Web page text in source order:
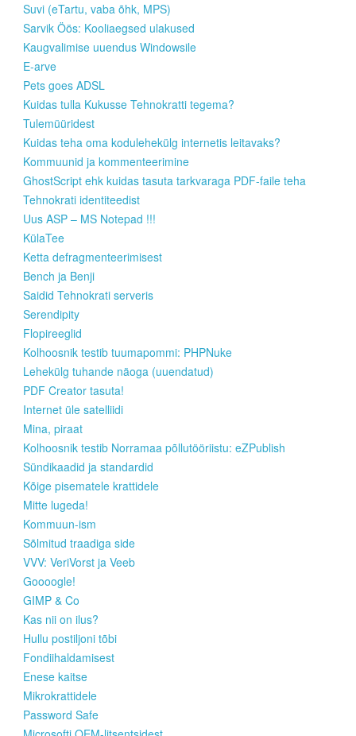
Suvi (eTartu, vaba õhk, MPS)
Sarvik Öös: Kooliaegsed ulakused
Kaugvalimise uuendus Windowsile
E-arve
Pets goes ADSL
Kuidas tulla Kukusse Tehnokratti tegema?
Tulemüüridest
Kuidas teha oma kodulehekülg internetis leitavaks?
Kommuunid ja kommenteerimine
GhostScript ehk kuidas tasuta tarkvaraga PDF-faile teha
Tehnokrati identiteedist
Uus ASP – MS Notepad !!!
KülaTee
Ketta defragmenteerimisest
Bench ja Benji
Saidid Tehnokrati serveris
Serendipity
Flopireeglid
Kolhoosnik testib tuumapommi: PHPNuke
Lehekülg tuhande näoga (uuendatud)
PDF Creator tasuta!
Internet üle satelliidi
Mina, piraat
Kolhoosnik testib Norramaa põllutööriistu: eZPublish
Sündikaadid ja standardid
Kõige pisematele krattidele
Mitte lugeda!
Kommuun-ism
Sõlmitud traadiga side
VVV: VeriVorst ja Veeb
Goooogle!
GIMP & Co
Kas nii on ilus?
Hullu postiljoni tõbi
Fondiihaldamisest
Enese kaitse
Mikrokrattidele
Password Safe